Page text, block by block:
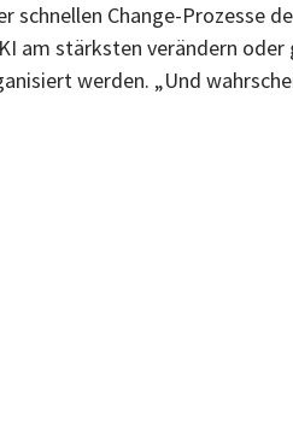
schnellen Change-Prozesse
am stärksten verändern
werden. „Und